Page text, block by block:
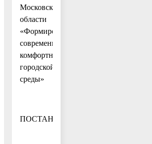
Московской
области
«Формирование
современной
комфортной
городской
среды»
ПОСТАНОВЛЯЮ: